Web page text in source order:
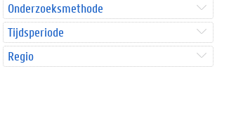
Onderzoeksmethode
Tijdsperiode
Regio